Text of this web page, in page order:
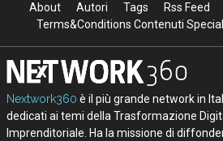
About Autori Tags Rss Feed
Terms&Conditions Contenuti
Nextwork360 è il più grande network in
dedicati ai temi della Trasformazione
Imprenditoriale. Ha la missione di